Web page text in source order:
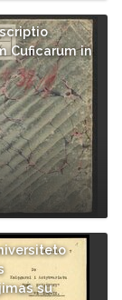
Cuficarum in
su